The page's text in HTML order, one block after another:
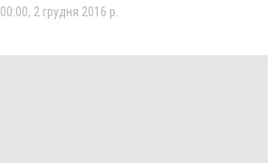
00:00, 2 грудня 2016 р.